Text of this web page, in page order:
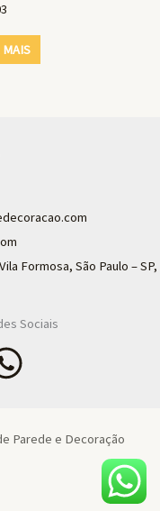
MAIS
Formosa, São Paulo – SP,
Sociais
Parede e Decoração